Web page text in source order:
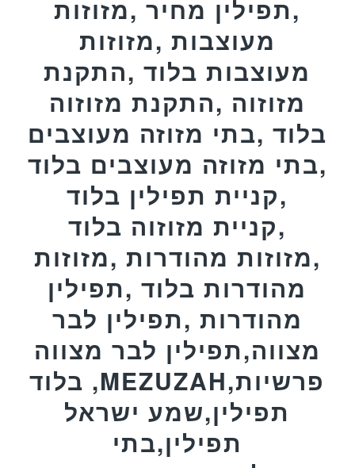
,תפילין מחיר ,מזוזות
מעוצבות ,מזוזות
מעוצבות בלוד ,התקנת
מזוזוה ,התקנת מזוזוה
בלוד ,בתי מזוזה מעוצבים
,בתי מזוזה מעוצבים בלוד
,קניית תפילין בלוד
,קניית מזוזוה בלוד
,מזוזות מהודרות ,מזוזות
מהודרות בלוד ,תפילין
מהודרות ,תפילין לבר
מצווה,תפילין לבר מצווה
בלוד ,MEZUZAH,פרשיות
תפילין,שמע ישראל
תפילין,בתי